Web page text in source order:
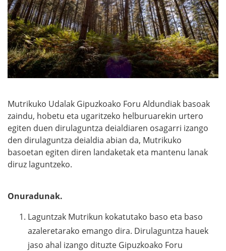
Mutrikuko Udalak Gipuzkoako Foru Aldundiak basoak
zaindu, hobetu eta ugaritzeko helburuarekin urtero
egiten duen dirulaguntza deialdiaren osagarri izango
den dirulaguntza deialdia abian da, Mutrikuko
basoetan egiten diren landaketak eta mantenu lanak
diruz laguntzeko.
Onuradunak.
Laguntzak Mutrikun kokatutako baso eta baso
azaleretarako emango dira. Dirulaguntza hauek
jaso ahal izango dituzte Gipuzkoako Foru